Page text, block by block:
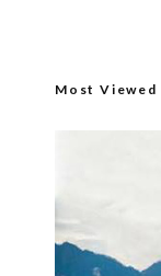
Most Viewed